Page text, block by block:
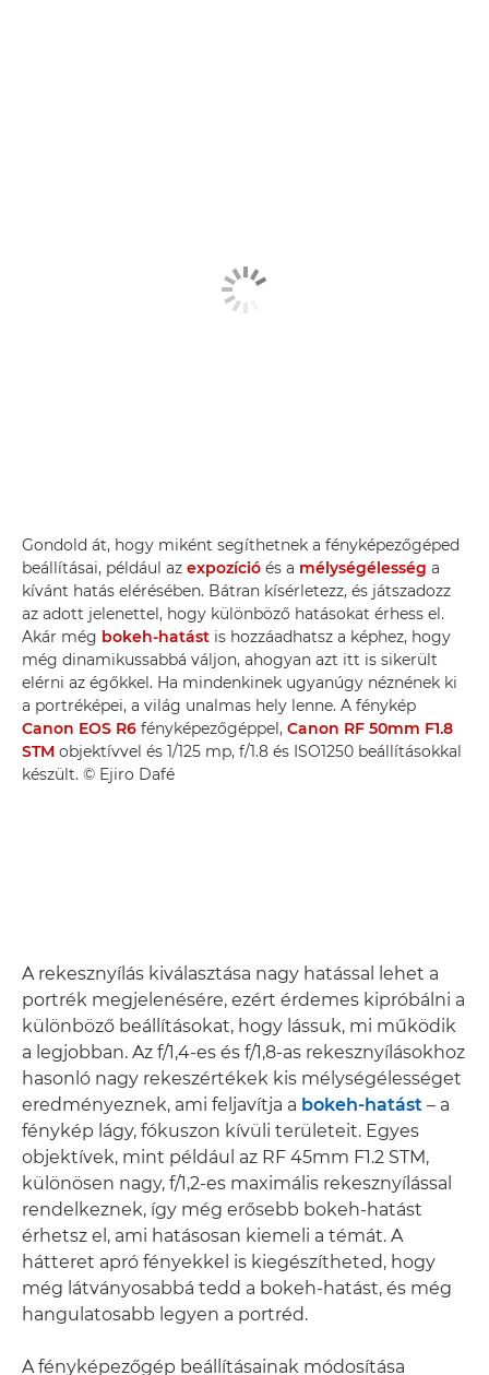
Gondold át, hogy miként segíthetnek a fényképezőgéped
beállításai, például az expozíció és a mélységélesség a
kívánt hatás elérésében. Bátran kísérletezz, és játszadozz
az adott jelenettel, hogy különböző hatásokat érhess el.
Akár még bokeh-hatást is hozzáadhatsz a képhez, hogy
még dinamikussabbá váljon, ahogyan azt itt is sikerült
elérni az égőkkel. Ha mindenkinek ugyanúgy néznének ki
a portréképei, a világ unalmas hely lenne. A fénykép
Canon EOS R6 fényképezőgéppel, Canon RF 50mm F1.8
STM objektívvel és 1/125 mp, f/1.8 és ISO1250 beállításokkal
készült. © Ejiro Dafé
A rekesznyílás kiválasztása nagy hatással lehet a
portrék megjelenésére, ezért érdemes kipróbálni a
különböző beállításokat, hogy lássuk, mi működik
a legjobban. Az f/1,4-es és f/1,8-as rekesznyílásokhoz
hasonló nagy rekeszértékek kis mélységélességet
eredményeznek, ami feljavítja a bokeh-hatást – a
fénykép lágy, fókuszon kívüli területeit. Egyes
objektívek, mint például az RF 45mm F1.2 STM,
különösen nagy, f/1,2-es maximális rekesznyílással
rendelkeznek, így még erősebb bokeh-hatást
érhetsz el, ami hatásosan kiemeli a témát. A
hátteret apró fényekkel is kiegészítheted, hogy
még látványosabbá tedd a bokeh-hatást, és még
hangulatosabb legyen a portréd.
A fényképezőgép beállításainak módosítása